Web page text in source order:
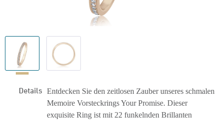
Details Entdecken Sie den zeitlosen Zauber unseres schmalen
Memoire Vorsteckrings Your Promise. Dieser
exquisite Ring ist mit 22 funkelnden Brillanten